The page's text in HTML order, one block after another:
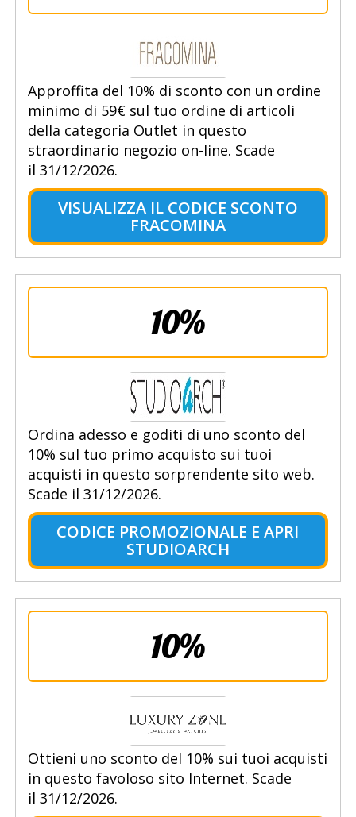
Approffita del 10% di sconto con un ordine
minimo di 59€ sul tuo ordine di articoli
della categoria Outlet in questo
straordinario negozio on-line. Scade
il 31/12/2026.
VISUALIZZA IL CODICE SCONTO
FRACOMINA
10%
Ordina adesso e goditi di uno sconto del
10% sul tuo primo acquisto sui tuoi
acquisti in questo sorprendente sito web.
Scade il 31/12/2026.
CODICE PROMOZIONALE E APRI
STUDIOARCH
10%
Ottieni uno sconto del 10% sui tuoi acquisti
in questo favoloso sito Internet. Scade
il 31/12/2026.